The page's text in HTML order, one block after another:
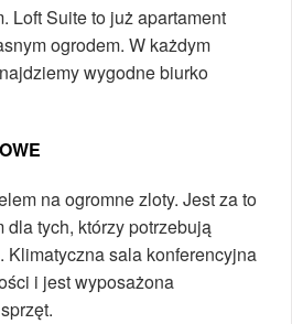
Loft Suite to już apartament
ogrodem. W każdym
wygodne biurko
na ogromne zloty. Jest za to
dla tych, którzy potrzebują
Klimatyczna sala konferencyjna
i jest wyposażona